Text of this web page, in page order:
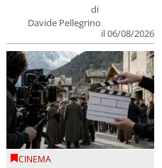
di
Davide Pellegrino
il 06/08/2026
CINEMA